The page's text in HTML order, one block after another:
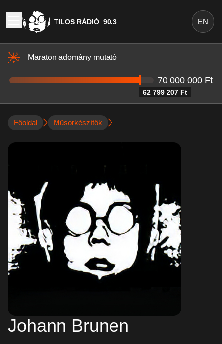
TILOS RÁDIÓ 90.3 EN
Maraton adomány mutató
62 799 207 Ft
70 000 000 Ft
Főoldal Műsorkészítők
Johann Brunen